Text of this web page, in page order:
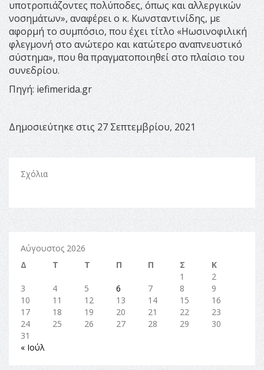
υποτροπιάζοντες πολύποδες, όπως και αλλεργικών
νοσημάτων», αναφέρει ο κ. Κωνσταντινίδης, με
αφορμή το συμπόσιο, που έχει τίτλο «Ηωσινοφιλική
φλεγμονή στο ανώτερο και κατώτερο αναπνευστικό
σύστημα», που θα πραγματοποιηθεί στο πλαίσιο του
συνεδρίου.
Πηγή: iefimerida.gr
Δημοσιεύτηκε στις 27 Σεπτεμβρίου, 2021
Σχόλια
Αύγουστος 2026
Δ
Τ Τ Π Π Σ
Κ
1
2
3
4 5 6 7 8
9
10
11 12 13 14 15
16
17
18 19 20 21 22
23
24
25 26 27 28 29
30
31
« Ιούλ